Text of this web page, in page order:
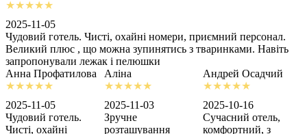
2025-11-05
Чудовий готель. Чисті, охайні номери, приємний персонал.
Великий плюс , що можна зупинятись з тваринками. Навіть
запропонували лежак і пелюшки
Анна Профатилова
2025-11-05
Чудовий готель.
Чисті, охайні
Аліна
2025-11-03
Зручне
розташування
Андрей Осадчий
2025-10-16
Сучасний отель,
комфортний, з